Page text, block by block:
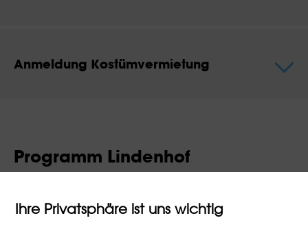
Anmeldung Kostümvermietung
Programm Lindenhof
"Strassburg und Zürich, die Geschichte geht weiter ...":
Festbetrieb auf dem Lindenhof
Ihre Privatsphäre ist uns wichtig